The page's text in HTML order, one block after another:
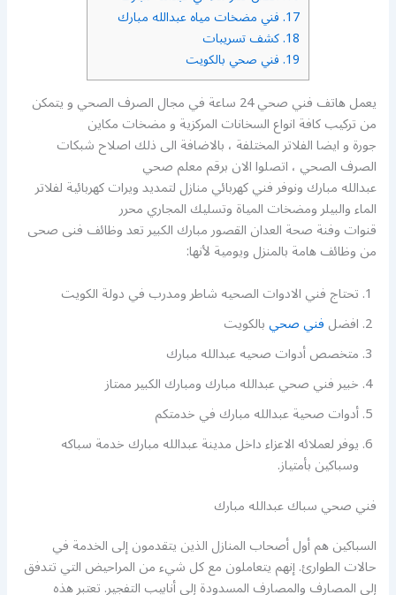
17. فني مضخات مياه عبدالله مبارك
18. كشف تسريبات
19. فني صحي بالكويت
يعمل هاتف فني صحي 24 ساعة في مجال الصرف الصحي و يتمكن
من تركيب كافة انواع السخانات المركزية و مضخات مكاين
جورة و ايضا الفلاتر المختلفة ، بالاضافة الى ذلك اصلاح شبكات
الصرف الصحي ، اتصلوا الان برقم معلم صحي
عبدالله مبارك ونوفر فني كهربائي منازل لتمديد ويرات كهربائية لفلاتر
الماء والبيلر ومضخات المياة وتسليك المجاري محرر
قنوات وفنة صحة العدان القصور مبارك الكبير تعد وظائف فنى صحى
من وظائف هامة بالمنزل ويومية لأنها:
تحتاج فني الادوات الصحيه شاطر ومدرب في دولة الكويت
افضلفني صحيبالكويت
متخصص أدوات صحيه عبدالله مبارك
خبير فني صحي عبدالله مبارك ومبارك الكبير ممتاز
أدوات صحية عبدالله مبارك في خدمتكم
يوفر لعملائه الاعزاء داخل مدينة عبدالله مبارك خدمة سباكه
وسباكين بأمتياز.
فني صحي سباك عبدالله مبارك
السباكين هم أول أصحاب المنازل الذين يتقدمون إلى الخدمة في
حالات الطوارئ. إنهم يتعاملون مع كل شيء من المراحيض التي تتدفق
إلى المصارف والمصارف المسدودة إلى أنابيب التفجير. تعتبر هذه